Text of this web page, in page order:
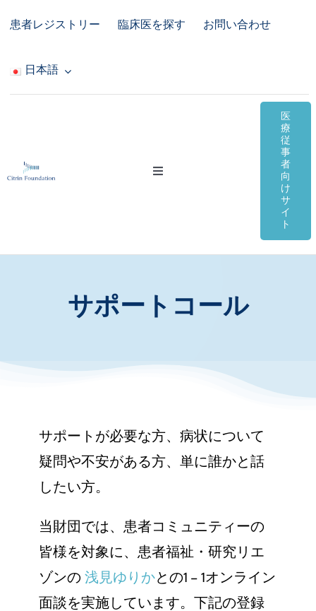
content
患者レジストリー 臨床医を探す お問い合わせ
日本語
Toggle
オンライン資料
コミュニティ＆サポート
医
療
従
事
者
向
け
サ
イ
ト
サポートコール
サポートが必要な方、病状について
疑問や不安がある方、単に誰かと話
したい方。
当財団では、患者コミュニティーの
皆様を対象に、患者福祉・研究リエ
ゾンの 浅見ゆりかとの1 – 1オンライン
面談を実施しています。下記の登録